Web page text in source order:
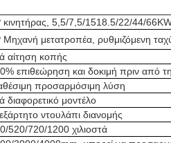
κινητήρας, 5,5/7,5/1518.5/22/44/
Μηχανή μετατροπέα, ρυθμιζόμενη
αίτηση κοπής
επιθεώρηση και δοκιμή πριν από
προσαρμόσιμη λύση
διαφορετικό μοντέλο
ντουλάπι διανομής
520/720/1200 χιλιοστά